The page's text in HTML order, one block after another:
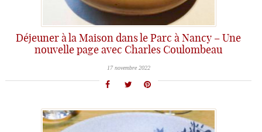
Déjeuner à la Maison dans le Parc à Nancy – Une
nouvelle page avec Charles Coulombeau
17 novembre 2022